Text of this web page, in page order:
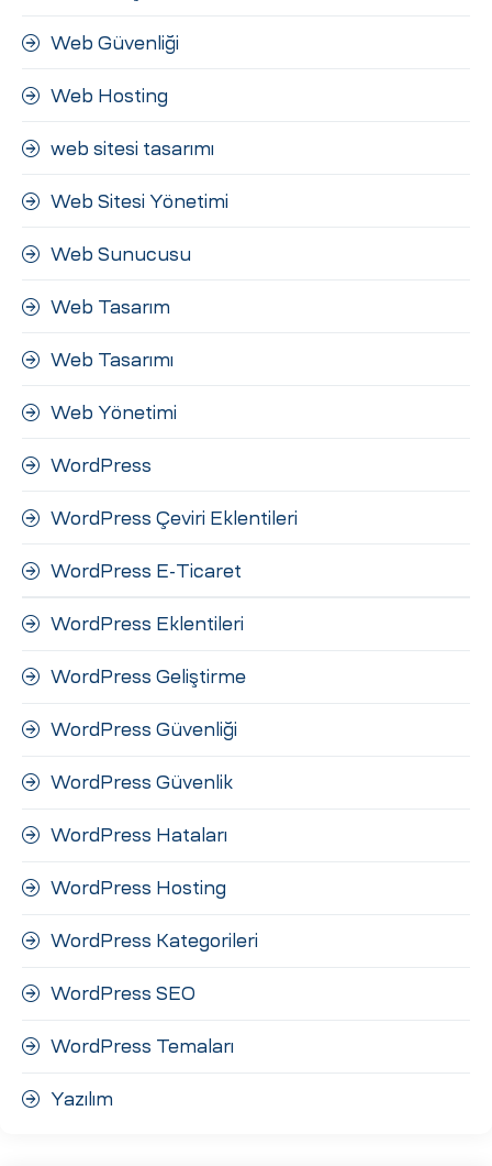
Web Güvenliği
Web Hosting
web sitesi tasarımı
Web Sitesi Yönetimi
Web Sunucusu
Web Tasarım
Web Tasarımı
Web Yönetimi
WordPress
WordPress Çeviri Eklentileri
WordPress E-Ticaret
WordPress Eklentileri
WordPress Geliştirme
WordPress Güvenliği
WordPress Güvenlik
WordPress Hataları
WordPress Hosting
WordPress Kategorileri
WordPress SEO
WordPress Temaları
Yazılım